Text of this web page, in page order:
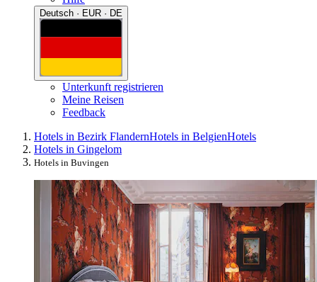
Deutsch · EUR · DE
Unterkunft registrieren
Meine Reisen
Feedback
Hotels in Bezirk FlandernHotels in BelgienHotels
Hotels in Gingelom
Hotels in Buvingen